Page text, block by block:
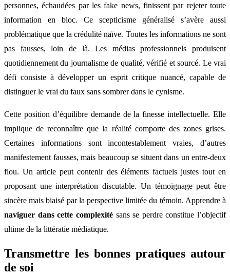
personnes, échaudées par les fake news, finissent par rejeter toute
information en bloc. Ce scepticisme généralisé s’avère aussi
problématique que la crédulité naïve. Toutes les informations ne sont
pas fausses, loin de là. Les médias professionnels produisent
quotidiennement du journalisme de qualité, vérifié et sourcé. Le vrai
défi consiste à développer un esprit critique nuancé, capable de
distinguer le vrai du faux sans sombrer dans le cynisme.
Cette position d’équilibre demande de la finesse intellectuelle. Elle
implique de reconnaître que la réalité comporte des zones grises.
Certaines informations sont incontestablement vraies, d’autres
manifestement fausses, mais beaucoup se situent dans un entre-deux
flou. Un article peut contenir des éléments factuels justes tout en
proposant une interprétation discutable. Un témoignage peut être
sincère mais biaisé par la perspective limitée du témoin. Apprendre à
naviguer dans cette complexitésans se perdre constitue l’objectif
ultime de la littératie médiatique.
Transmettre les bonnes pratiques autour
de soi